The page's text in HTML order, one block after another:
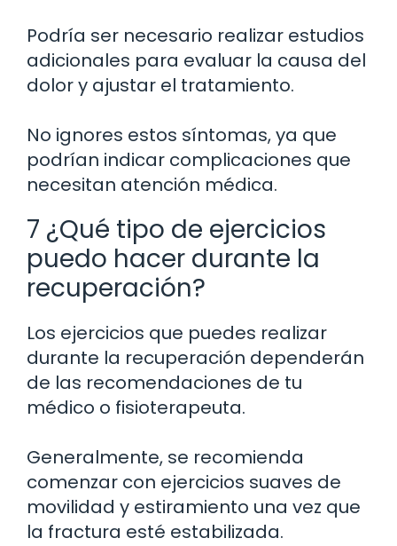
Podría ser necesario realizar estudios
adicionales para evaluar la causa del
dolor y ajustar el tratamiento.
No ignores estos síntomas, ya que
podrían indicar complicaciones que
necesitan atención médica.
7 ¿Qué tipo de ejercicios
puedo hacer durante la
recuperación?
Los ejercicios que puedes realizar
durante la recuperación dependerán
de las recomendaciones de tu
médico o fisioterapeuta.
Generalmente, se recomienda
comenzar con ejercicios suaves de
movilidad y estiramiento una vez que
la fractura esté estabilizada.